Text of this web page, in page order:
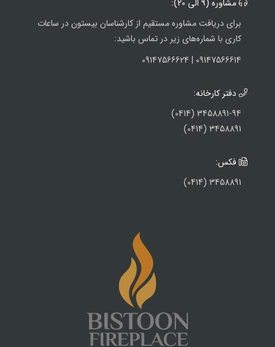
مشاوره (9 الی 20):
برای دریافت مشاوره مستقیم از کارشناسان بیستون در ساعات
کاری با شماره‌های زیر در تماس باشید:
09147566614 | 09147566624
دفتر کارخانه:
3458891-94 (0414)
3458891 (0414)
فکس:
3458891 (0414)